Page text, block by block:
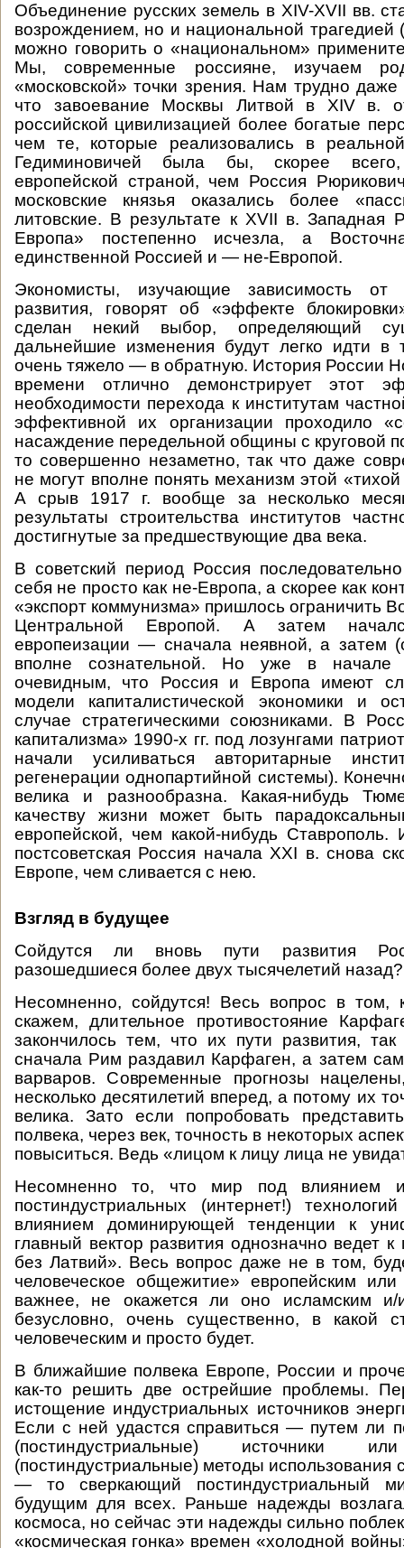
Объединение русских земель в XIV-XVII вв.
возрождением, но и национальной трагедией
можно говорить о «национальном»
Мы, современные россияне, изучаем
«московской» точки зрения. Нам трудно
что завоевание Москвы Литвой в XIV в.
российской цивилизацией более богатые
чем те, которые реализовались в
Гедиминовичей была бы, скорее
европейской страной, чем Россия
московские князья оказались более
литовские. В результате к XVII в. Западная
Европа» постепенно исчезла, а
единственной Россией и — не-Европой.
Экономисты, изучающие зависимость от
развития, говорят об «эффекте
сделан некий выбор, определяющий
дальнейшие изменения будут легко идти в
очень тяжело — в обратную. История России
времени отлично демонстрирует этот
необходимости перехода к институтам
эффективной их организации проходило
насаждение передельной общины с круговой
то совершенно незаметно, так что даже
не могут вполне понять механизм этой
А срыв 1917 г. вообще за несколько
результаты строительства институтов
достигнутые за предшествующие два века.
В советский период Россия
себя не просто как не-Европа, а скорее как
«экспорт коммунизма» пришлось ограничить
Центральной Европой. А затем
европеизации — сначала неявной, а затем
вполне сознательной. Но уже в начале
очевидным, что Россия и Европа имеют
модели капиталистической экономики и
случае стратегическими союзниками. В
капитализма» 1990-х гг. под лозунгами
начали усиливаться авторитарные
регенерации однопартийной системы).
велика и разнообразна. Какая-нибудь
качеству жизни может быть
европейской, чем какой-нибудь
постсоветская Россия начала XXI в. снова
Европе, чем сливается с нею.
Взгляд в будущее
Сойдутся ли вновь пути развития
разошедшиеся более двух тысячелетий назад?
Несомненно, сойдутся! Весь вопрос в том,
скажем, длительное противостояние
закончилось тем, что их пути развития, так
сначала Рим раздавил Карфаген, а затем
варваров. Современные прогнозы
несколько десятилетий вперед, а потому их
велика. Зато если попробовать
полвека, через век, точность в некоторых
повыситься. Ведь «лицом к лицу лица не
Несомненно то, что мир под влиянием
постиндустриальных (интернет!)
влиянием доминирующей тенденции к
главный вектор развития однозначно ведет
без Латвий». Весь вопрос даже не в том,
человеческое общежитие» европейским
важнее, не окажется ли оно исламским и/
безусловно, очень существенно, в какой
человеческим и просто будет.
В ближайшие полвека Европе, России и
как-то решить две острейшие проблемы.
истощение индустриальных источников
Если с ней удастся справиться — путем ли
(постиндустриальные)
(постиндустриальные) методы использования
— то сверкающий постиндустриальный
будущим для всех. Раньше надежды
космоса, но сейчас эти надежды сильно
«космическая гонка» времен «холодной